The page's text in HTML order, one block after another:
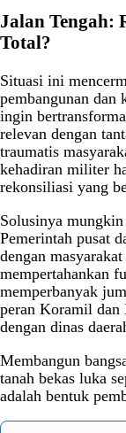
Jalan Tengah:
Total?
Situasi ini
pembangunan
ingin
relevan dengan
traumatis
kehadiran militer
rekonsiliasi yang
Solusinya
Pemerintah pusat
dengan
mempertahankan
memperbanyak
peran Koramil dan
dengan dinas
Membangun
tanah bekas luka
adalah bentuk